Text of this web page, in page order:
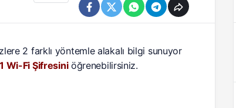
2 farklı yöntemle alakalı bilgi sunuyor
Wi-Fi Şifresini öğrenebilirsiniz.